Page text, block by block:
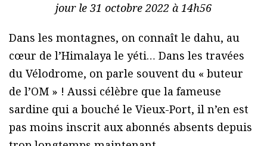
jour le 31 octobre 2022 à 14h56
Dans les montagnes, on connaît le dahu, au
cœur de l’Himalaya le yéti… Dans les travées
du Vélodrome, on parle souvent du « buteur
de l’OM » ! Aussi célèbre que la fameuse
sardine qui a bouché le Vieux-Port, il n’en est
pas moins inscrit aux abonnés absents depuis